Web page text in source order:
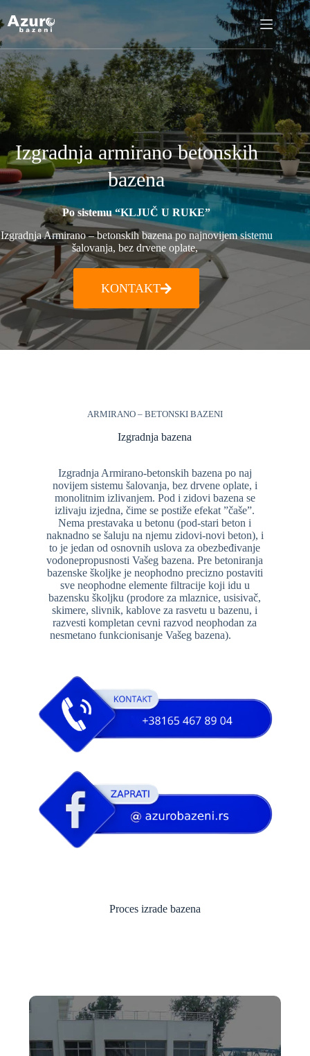
Izgradnja armirano betonskih
bazena
Po sistemu “KLJUČ U RUKE”
Izgradnja Armirano – betonskih bazena po najnovijem sistemu
šalovanja, bez drvene oplate,
KONTAKT
ARMIRANO – BETONSKI BAZENI
Izgradnja bazena
Izgradnja Armirano-betonskih bazena po naj
novijem sistemu šalovanja, bez drvene oplate, i
monolitnim izlivanjem. Pod i zidovi bazena se
izlivaju izjedna, čime se postiže efekat ”čaše”.
Nema prestavaka u betonu (pod-stari beton i
naknadno se šaluju na njemu zidovi-novi beton), i
to je jedan od osnovnih uslova za obezbeđivanje
vodonepropusnosti Vašeg bazena. Pre betoniranja
bazenske školjke je neophodno precizno postaviti
sve neophodne elemente filtracije koji idu u
bazensku školjku (prodore za mlaznice, usisivač,
skimere, slivnik, kablove za rasvetu u bazenu, i
razvesti kompletan cevni razvod neophodan za
nesmetano funkcionisanje Vašeg bazena).
Proces izrade bazena